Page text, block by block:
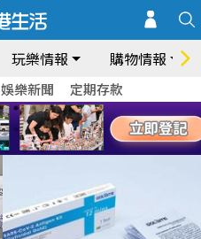
玩樂情報 購物情報
娛樂新聞 定期存款